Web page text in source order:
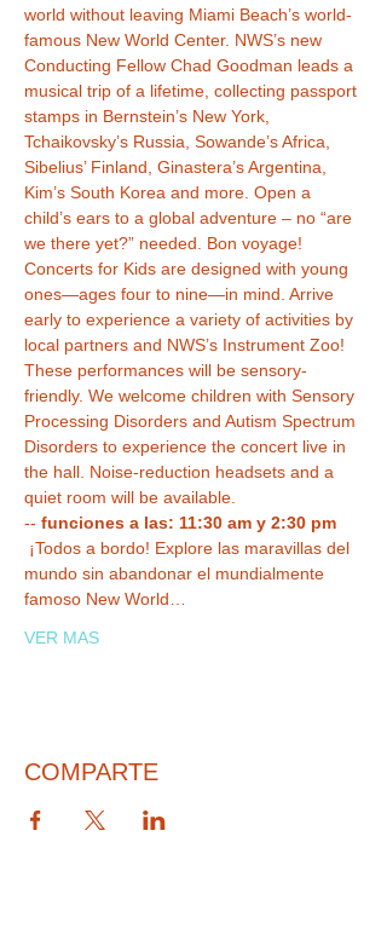
world without leaving Miami Beach’s world-
famous New World Center. NWS’s new
Conducting Fellow Chad Goodman leads a
musical trip of a lifetime, collecting passport
stamps in Bernstein’s New York,
Tchaikovsky’s Russia, Sowande’s Africa,
Sibelius’ Finland, Ginastera’s Argentina,
Kim’s South Korea and more. Open a
child’s ears to a global adventure – no “are
we there yet?” needed. Bon voyage!
Concerts for Kids are designed with young
ones—ages four to nine—in mind. Arrive
early to experience a variety of activities by
local partners and NWS’s Instrument Zoo!
These performances will be sensory-
friendly. We welcome children with Sensory
Processing Disorders and Autism Spectrum
Disorders to experience the concert live in
the hall. Noise-reduction headsets and a
quiet room will be available.
-- funciones a las: 11:30 am y 2:30 pm
¡Todos a bordo! Explore las maravillas del
mundo sin abandonar el mundialmente
famoso New World…
VER MAS
COMPARTE